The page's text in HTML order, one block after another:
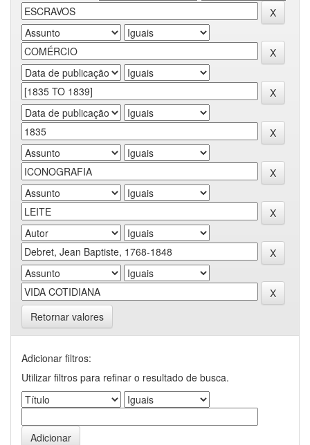
Retornar valores
Adicionar filtros:
Utilizar filtros para refinar o resultado de busca.